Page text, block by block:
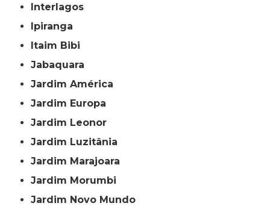
Interlagos
Ipiranga
Itaim Bibi
Jabaquara
Jardim América
Jardim Europa
Jardim Leonor
Jardim Luzitânia
Jardim Marajoara
Jardim Morumbi
Jardim Novo Mundo